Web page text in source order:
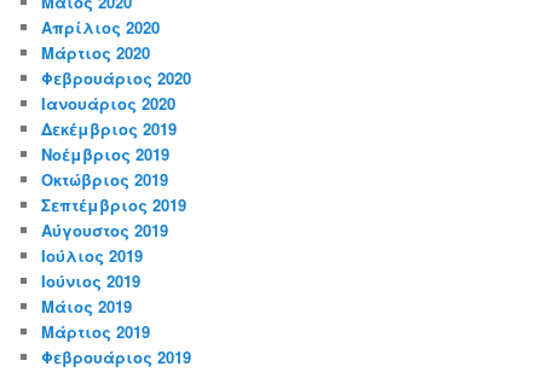
Απρίλιος 2020
Μάρτιος 2020
Φεβρουάριος 2020
Ιανουάριος 2020
Δεκέμβριος 2019
Νοέμβριος 2019
Οκτώβριος 2019
Σεπτέμβριος 2019
Αύγουστος 2019
Ιούλιος 2019
Ιούνιος 2019
Μάιος 2019
Μάρτιος 2019
Φεβρουάριος 2019